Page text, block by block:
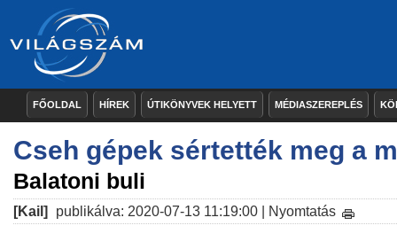
FŐOLDAL HÍREK ÚTIKÖNYVEK HELYETT MÉDIASZEREPLÉS
Cseh gépek sértették meg a
Balatoni buli
[Kail] publikálva: 2020-07-13 11:19:00 | Nyomtatás